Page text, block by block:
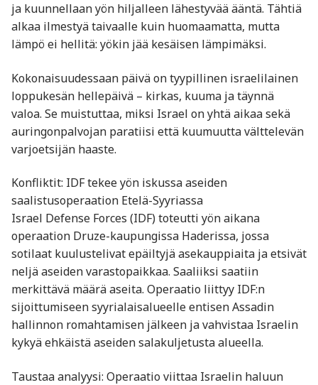
ja kuunnellaan yön hiljalleen lähestyvää ääntä. Tähtiä
alkaa ilmestyä taivaalle kuin huomaamatta, mutta
lämpö ei hellitä: yökin jää kesäisen lämpimäksi.
Kokonaisuudessaan päivä on tyypillinen israelilainen
loppukesän hellepäivä – kirkas, kuuma ja täynnä
valoa. Se muistuttaa, miksi Israel on yhtä aikaa sekä
auringonpalvojan paratiisi että kuumuutta välttelevän
varjoetsijän haaste.
Konfliktit: IDF tekee yön iskussa aseiden
saalistusoperaation Etelä-Syyriassa
Israel Defense Forces (IDF) toteutti yön aikana
operaation Druze-kaupungissa Haderissa, jossa
sotilaat kuulustelivat epäiltyjä asekauppiaita ja etsivät
neljä aseiden varastopaikkaa. Saaliiksi saatiin
merkittävä määrä aseita. Operaatio liittyy IDF:n
sijoittumiseen syyrialaisalueelle entisen Assadin
hallinnon romahtamisen jälkeen ja vahvistaa Israelin
kykyä ehkäistä aseiden salakuljetusta alueella.
Taustaa analyysi: Operaatio viittaa Israelin haluun